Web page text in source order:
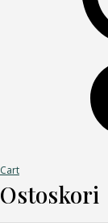
Cart
Ostoskori